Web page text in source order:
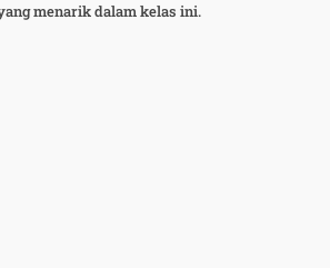
menarik dalam kelas ini.